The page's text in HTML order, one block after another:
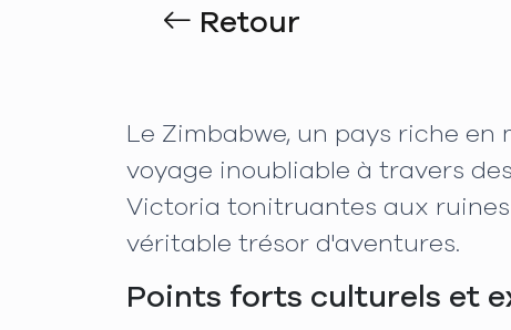
Retour
Le Zimbabwe, un pays riche
voyage inoubliable à travers
Victoria tonitruantes aux
véritable trésor d'aventures.
Points forts culturels et